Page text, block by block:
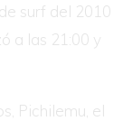
surf del 2010
a las 21:00 y
Pichilemu, el